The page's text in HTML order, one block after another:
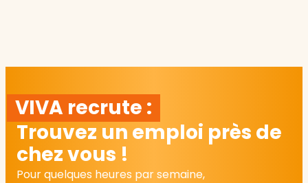
VIVA recrute :
Trouvez un emploi près de
chez vous !
Pour quelques heures par semaine,